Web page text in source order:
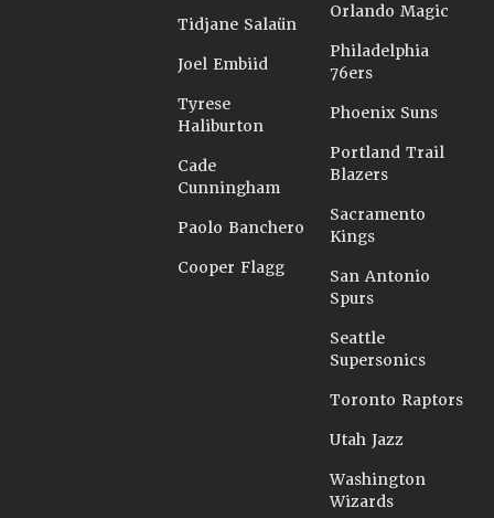
Tidjane Salaün
Joel Embiid
Tyrese
Haliburton
Cade
Cunningham
Paolo Banchero
Cooper Flagg
Orlando Magic
Philadelphia
76ers
Phoenix Suns
Portland Trail
Blazers
Sacramento
Kings
San Antonio
Spurs
Seattle
Supersonics
Toronto Raptors
Utah Jazz
Washington
Wizards